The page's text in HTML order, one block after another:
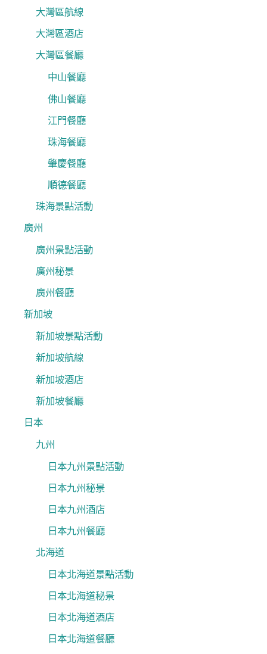
大灣區航線
大灣區酒店
大灣區餐廳
中山餐廳
佛山餐廳
江門餐廳
珠海餐廳
肇慶餐廳
順德餐廳
珠海景點活動
廣州
廣州景點活動
廣州秘景
廣州餐廳
新加坡
新加坡景點活動
新加坡航線
新加坡酒店
新加坡餐廳
日本
九州
日本九州景點活動
日本九州秘景
日本九州酒店
日本九州餐廳
北海道
日本北海道景點活動
日本北海道秘景
日本北海道酒店
日本北海道餐廳